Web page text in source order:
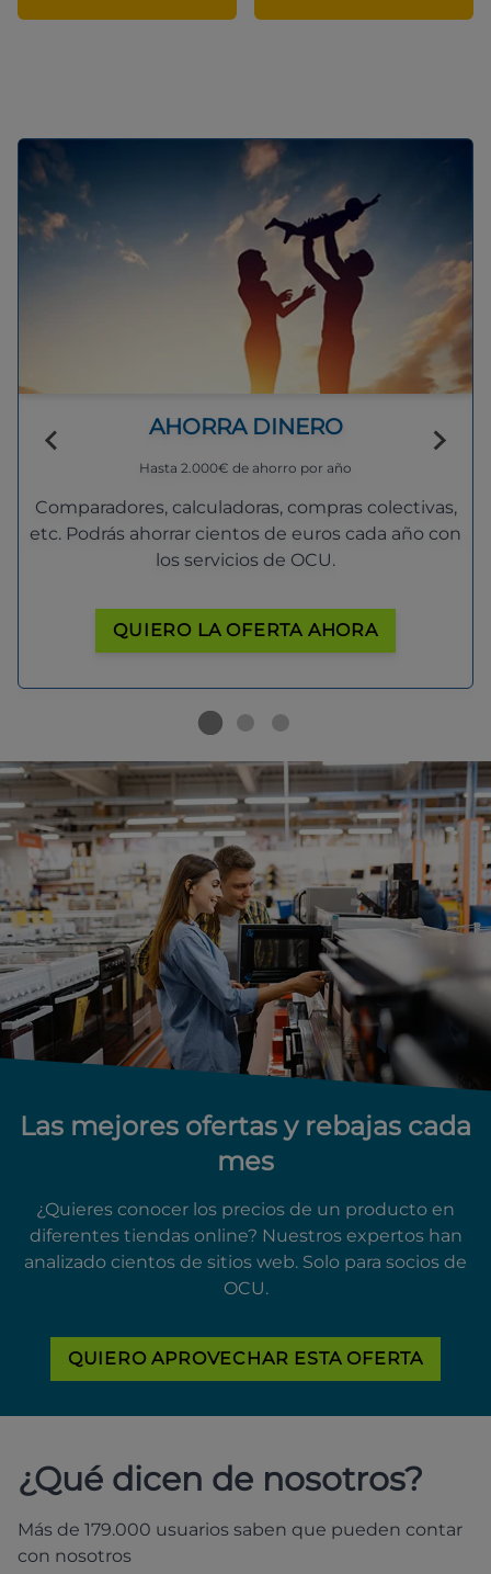
AHORRA DINERO
Hasta 2.000€ de ahorro por año
Comparadores, calculadoras, compras colectivas,
etc. Podrás ahorrar cientos de euros cada año con
los servicios de OCU.
QUIERO LA OFERTA AHORA
Las mejores ofertas y rebajas cada
mes
¿Quieres conocer los precios de un producto en
diferentes tiendas online? Nuestros expertos han
analizado cientos de sitios web. Solo para socios de
OCU.
QUIERO APROVECHAR ESTA OFERTA
¿Qué dicen de nosotros?
Más de 179.000 usuarios saben que pueden contar
con nosotros